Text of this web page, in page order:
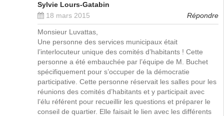
Sylvie Lours-Gatabin
18 mars 2015
Répondre
Monsieur Luvattas,
Une personne des services municipaux était
l’interlocuteur unique des comités d’habitants ! Cette
personne a été embauchée par l’équipe de M. Buchet
spécifiquement pour s’occuper de la démocratie
participative. Cette personne réservait les salles pour les
réunions des comités d’habitants et y participait avec
l’élu référent pour recueillir les questions et préparer le
conseil de quartier. Elle faisait le lien avec les différents